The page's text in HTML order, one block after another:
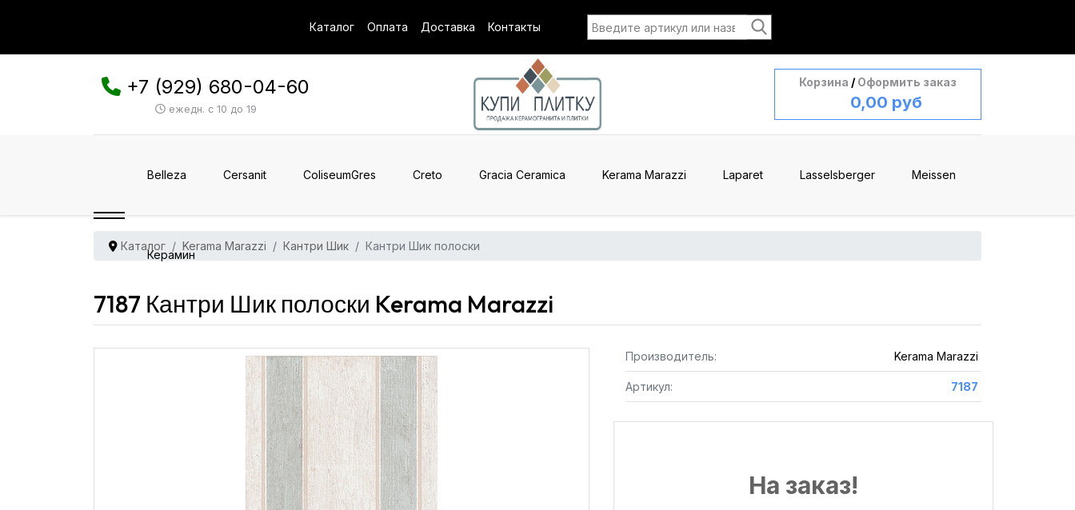
Каталог Оплата Доставка Контакты
+7 (929) 680-04-60
ежедн. с 10 до 19
Корзина / Оформить заказ
0,00 руб
Belleza Cersanit ColiseumGres Creto Gracia Ceramica Kerama Marazzi Laparet Lasselsberger Meissen
Керамин
Каталог Kerama Marazzi Кантри Шик Кантри Шик полоски
7187 Кантри Шик полоски Kerama Marazzi
Производитель: Kerama Marazzi
Артикул: 7187
На заказ!